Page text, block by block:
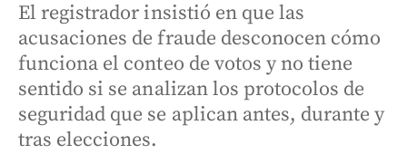
El registrador insistió en que las
acusaciones de fraude desconocen cómo
funciona el conteo de votos y no tiene
sentido si se analizan los protocolos de
seguridad que se aplican antes, durante y
tras elecciones.